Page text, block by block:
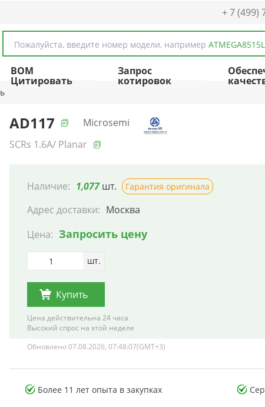
+ 7 (499)
Пожалуйста, введите номер модели, например ATMEGA8515L
BOM
Цитировать
Запрос
котировок
Лаборатория тестирования
электронных компонентов
Лаборатория
электронных
AD117
Microsemi
SCRs 1.6A/ Planar
Наличие: 1,077шт. Гарантия оригинала
Адрес доставки: Москва
Цена: Запросить цену
шт.
Купить
Цена действительна 24 часа
Высокий спрос на этой неделе
Обновлено 07.08.2026, 07:48:07(GMT+3)
Более 11 лет опыта в закупках